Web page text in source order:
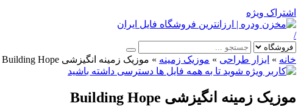
اشتراک ویژه
/
خانه » ابزار طراحی » موزیک زمینه » موزیک زمینه انگیزشی Building Hope
موزیک زمینه انگیزشی Building Hope